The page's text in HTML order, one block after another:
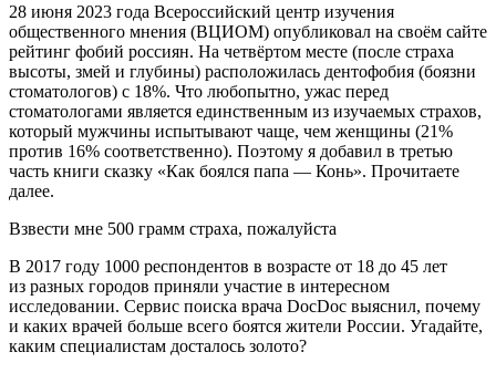
28 июня 2023 года Всероссийский центр изучения
общественного мнения (ВЦИОМ) опубликовал на своём сайте
рейтинг фобий россиян. На четвёртом месте (после страха
высоты, змей и глубины) расположилась дентофобия (боязни
стоматологов) с 18%. Что любопытно, ужас перед
стоматологами является единственным из изучаемых страхов,
который мужчины испытывают чаще, чем женщины (21%
против 16% соответственно). Поэтому я добавил в третью
часть книги сказку «Как боялся папа — Конь». Прочитаете
далее.
Взвести мне 500 грамм страха, пожалуйста
В 2017 году 1000 респондентов в возрасте от 18 до 45 лет
из разных городов приняли участие в интересном
исследовании. Сервис поиска врача DocDoc выяснил, почему
и каких врачей больше всего боятся жители России. Угадайте,
каким специалистам досталось золото?